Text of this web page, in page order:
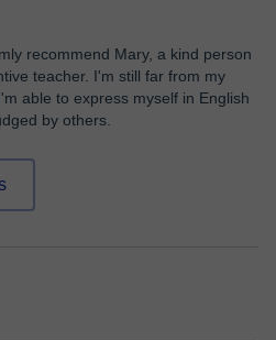
recommend Mary, a kind person
teacher. I'm still far from my
able to express myself in English
by others.